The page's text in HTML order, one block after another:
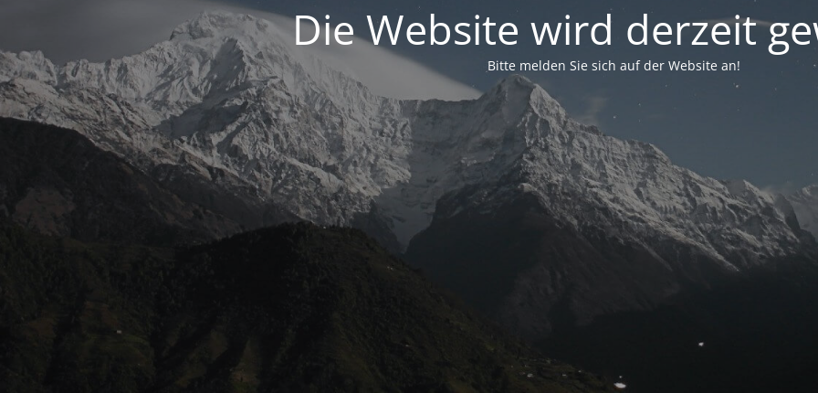
Die Website wird derzeit
Bitte melden Sie sich auf der Website an!